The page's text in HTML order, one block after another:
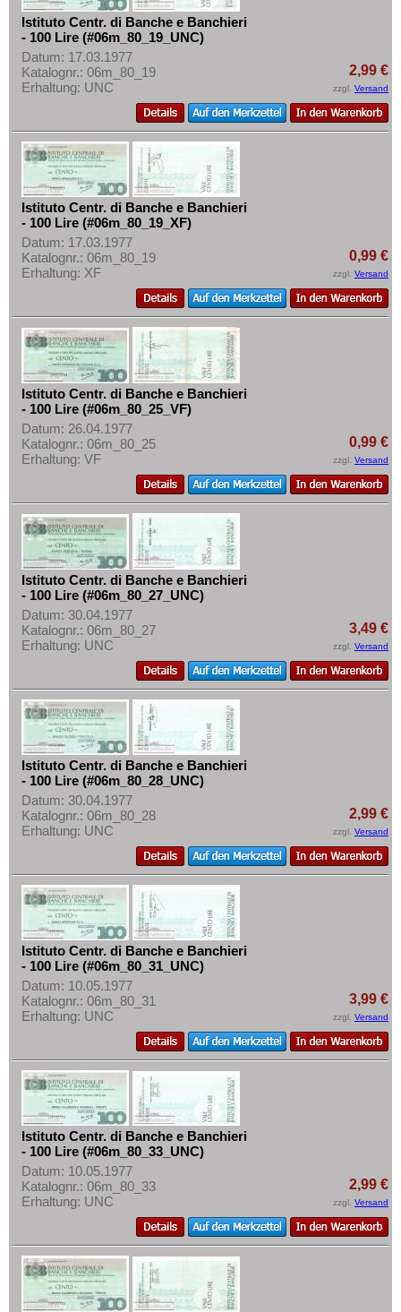
Istituto Centr. di Banche e Banchieri
- 100 Lire (#06m_80_19_UNC)
Datum: 17.03.1977
Katalognr.: 06m_80_19
Erhaltung: UNC
2,99 €
zzgl. Versand
Istituto Centr. di Banche e Banchieri
- 100 Lire (#06m_80_19_XF)
Datum: 17.03.1977
Katalognr.: 06m_80_19
Erhaltung: XF
0,99 €
zzgl. Versand
Istituto Centr. di Banche e Banchieri
- 100 Lire (#06m_80_25_VF)
Datum: 26.04.1977
Katalognr.: 06m_80_25
Erhaltung: VF
0,99 €
zzgl. Versand
Istituto Centr. di Banche e Banchieri
- 100 Lire (#06m_80_27_UNC)
Datum: 30.04.1977
Katalognr.: 06m_80_27
Erhaltung: UNC
3,49 €
zzgl. Versand
Istituto Centr. di Banche e Banchieri
- 100 Lire (#06m_80_28_UNC)
Datum: 30.04.1977
Katalognr.: 06m_80_28
Erhaltung: UNC
2,99 €
zzgl. Versand
Istituto Centr. di Banche e Banchieri
- 100 Lire (#06m_80_31_UNC)
Datum: 10.05.1977
Katalognr.: 06m_80_31
Erhaltung: UNC
3,99 €
zzgl. Versand
Istituto Centr. di Banche e Banchieri
- 100 Lire (#06m_80_33_UNC)
Datum: 10.05.1977
Katalognr.: 06m_80_33
Erhaltung: UNC
2,99 €
zzgl. Versand